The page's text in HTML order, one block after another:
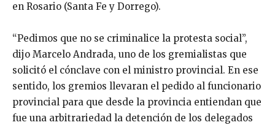
en Rosario (Santa Fe y Dorrego).
“Pedimos que no se criminalice la protesta social”,
dijo Marcelo Andrada, uno de los gremialistas que
solicitó el cónclave con el ministro provincial. En ese
sentido, los gremios llevaran el pedido al funcionario
provincial para que desde la provincia entiendan que
fue una arbitrariedad la detención de los delegados